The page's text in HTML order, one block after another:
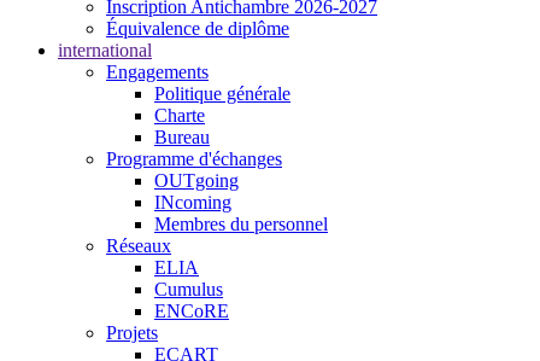
Inscription Antichambre 2026-2027
Équivalence de diplôme
international
Engagements
Politique générale
Charte
Bureau
Programme d'échanges
OUTgoing
INcoming
Membres du personnel
Réseaux
ELIA
Cumulus
ENCoRE
Projets
ECART